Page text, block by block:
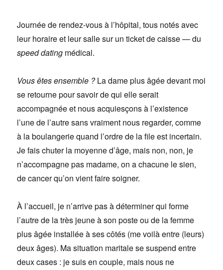
Journée de rendez-vous à l’hôpital, tous notés avec
leur horaire et leur salle sur un ticket de caisse — du
speed dating médical.
Vous êtes ensemble ?La dame plus âgée devant moi
se retourne pour savoir de qui elle serait
accompagnée et nous acquiesçons à l’existence
l’une de l’autre sans vraiment nous regarder, comme
à la boulangerie quand l’ordre de la file est incertain.
Je fais chuter la moyenne d’âge, mais non, non, je
n’accompagne pas madame, on a chacune le sien,
de cancer qu’on vient faire soigner.
À l’accueil, je n’arrive pas à déterminer qui forme
l’autre de la très jeune à son poste ou de la femme
plus âgée installée à ses côtés (me voilà entre (leurs)
deux âges). Ma situation maritale se suspend entre
deux cases : je suis en couple, mais nous ne